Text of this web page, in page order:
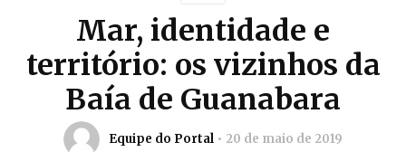
Mar, identidade e
território: os vizinhos da
Baía de Guanabara
Equipe do Portal 20 de maio de 2019